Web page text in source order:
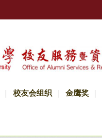
校友会组织 金鹰奖